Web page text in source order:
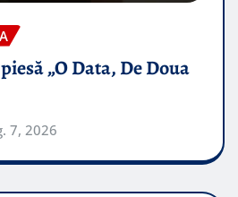
„O Data, De Doua
7, 2026